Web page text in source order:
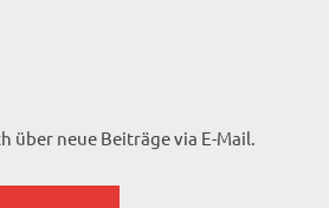
über neue Beiträge via E-Mail.